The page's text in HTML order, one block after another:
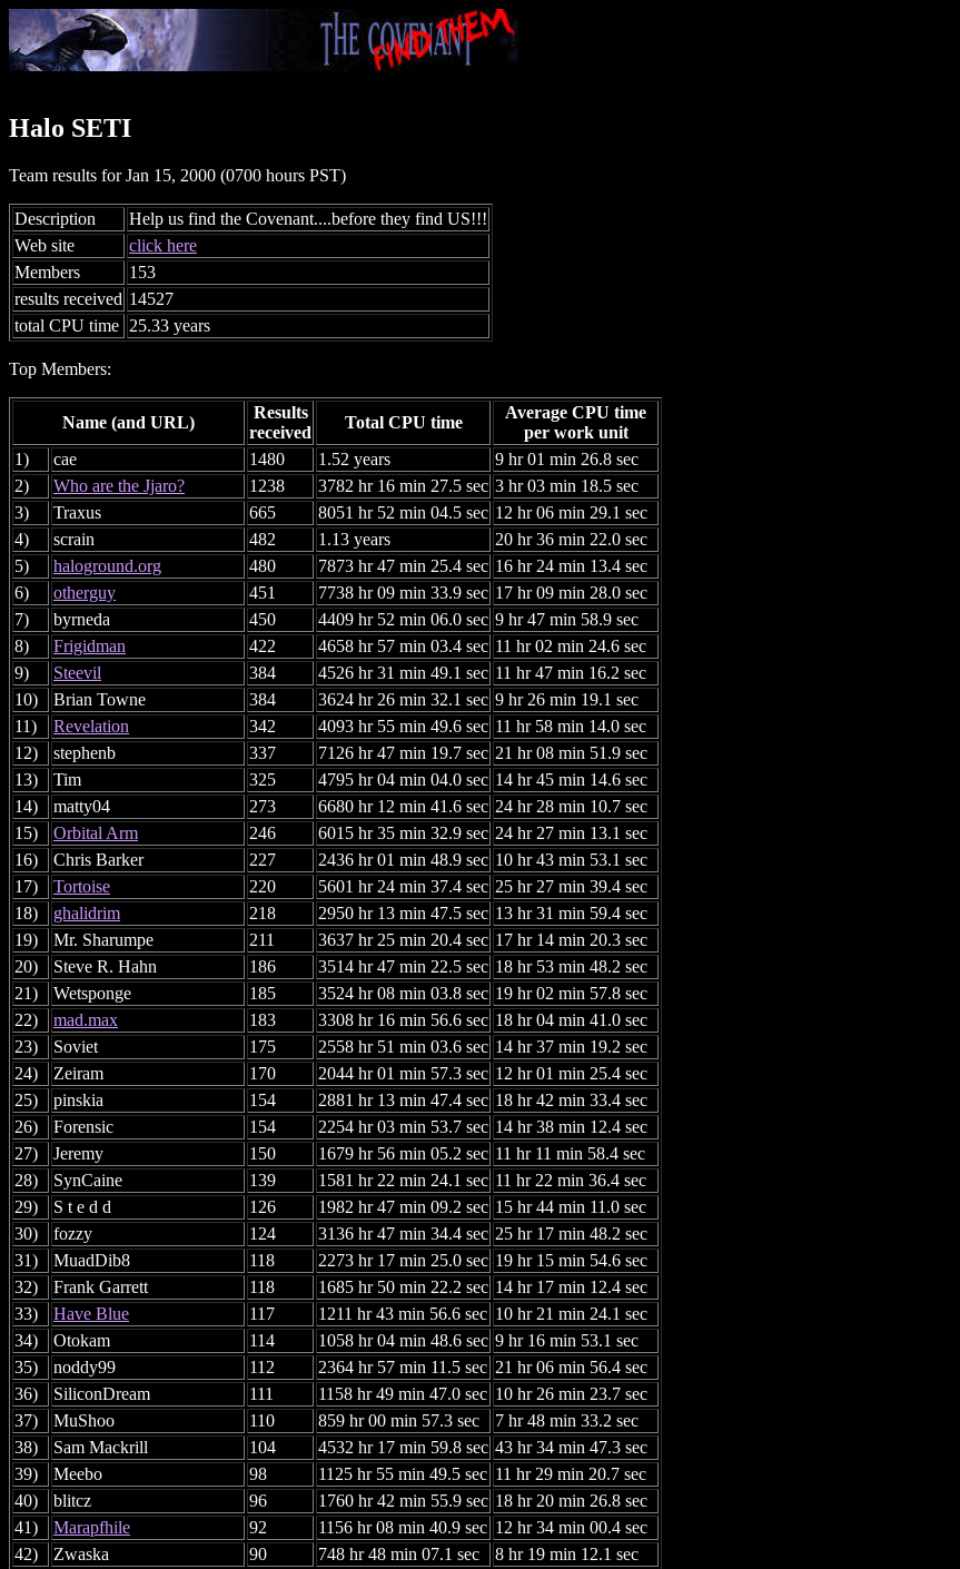
Halo SETI
Team results for Jan 15, 2000 (0700 hours PST)
Description
Help us find the Covenant....before they find US!!!
Web site
click here
Members
153
results received 14527
total CPU time 25.33 years
Top Members:
Name (and URL)
Results
received
Total CPU time
Average CPU time
per work unit
1)
cae 1480 1.52 years
9 hr 01 min 26.8 sec
2)
Who are the Jjaro? 1238 3782 hr 16 min 27.5 sec 3 hr 03 min 18.5 sec
3)
Traxus 665 8051 hr 52 min 04.5 sec 12 hr 06 min 29.1 sec
4)
scrain 482 1.13 years
20 hr 36 min 22.0 sec
5)
haloground.org 480 7873 hr 47 min 25.4 sec 16 hr 24 min 13.4 sec
6)
otherguy 451 7738 hr 09 min 33.9 sec 17 hr 09 min 28.0 sec
7)
byrneda 450 4409 hr 52 min 06.0 sec 9 hr 47 min 58.9 sec
8)
Frigidman 422 4658 hr 57 min 03.4 sec 11 hr 02 min 24.6 sec
9)
Steevil 384 4526 hr 31 min 49.1 sec 11 hr 47 min 16.2 sec
10)
Brian Towne 384 3624 hr 26 min 32.1 sec 9 hr 26 min 19.1 sec
11)
Revelation 342 4093 hr 55 min 49.6 sec 11 hr 58 min 14.0 sec
12)
stephenb 337 7126 hr 47 min 19.7 sec 21 hr 08 min 51.9 sec
13)
Tim 325 4795 hr 04 min 04.0 sec 14 hr 45 min 14.6 sec
14)
matty04 273 6680 hr 12 min 41.6 sec 24 hr 28 min 10.7 sec
15)
Orbital Arm 246 6015 hr 35 min 32.9 sec 24 hr 27 min 13.1 sec
16)
Chris Barker 227 2436 hr 01 min 48.9 sec 10 hr 43 min 53.1 sec
17)
Tortoise 220 5601 hr 24 min 37.4 sec 25 hr 27 min 39.4 sec
18)
ghalidrim 218 2950 hr 13 min 47.5 sec 13 hr 31 min 59.4 sec
19)
Mr. Sharumpe 211 3637 hr 25 min 20.4 sec 17 hr 14 min 20.3 sec
20)
Steve R. Hahn 186 3514 hr 47 min 22.5 sec 18 hr 53 min 48.2 sec
21)
Wetsponge 185 3524 hr 08 min 03.8 sec 19 hr 02 min 57.8 sec
22)
mad.max 183 3308 hr 16 min 56.6 sec 18 hr 04 min 41.0 sec
23)
Soviet 175 2558 hr 51 min 03.6 sec 14 hr 37 min 19.2 sec
24)
Zeiram 170 2044 hr 01 min 57.3 sec 12 hr 01 min 25.4 sec
25)
pinskia 154 2881 hr 13 min 47.4 sec 18 hr 42 min 33.4 sec
26)
Forensic 154 2254 hr 03 min 53.7 sec 14 hr 38 min 12.4 sec
27)
Jeremy 150 1679 hr 56 min 05.2 sec 11 hr 11 min 58.4 sec
28)
SynCaine 139 1581 hr 22 min 24.1 sec 11 hr 22 min 36.4 sec
29)
S t e d d 126 1982 hr 47 min 09.2 sec 15 hr 44 min 11.0 sec
30)
fozzy 124 3136 hr 47 min 34.4 sec 25 hr 17 min 48.2 sec
31)
MuadDib8 118 2273 hr 17 min 25.0 sec 19 hr 15 min 54.6 sec
32)
Frank Garrett 118 1685 hr 50 min 22.2 sec 14 hr 17 min 12.4 sec
33)
Have Blue 117 1211 hr 43 min 56.6 sec 10 hr 21 min 24.1 sec
34)
Otokam 114 1058 hr 04 min 48.6 sec 9 hr 16 min 53.1 sec
35)
noddy99 112 2364 hr 57 min 11.5 sec 21 hr 06 min 56.4 sec
36)
SiliconDream 111 1158 hr 49 min 47.0 sec 10 hr 26 min 23.7 sec
37)
MuShoo 110 859 hr 00 min 57.3 sec
7 hr 48 min 33.2 sec
38)
Sam Mackrill 104 4532 hr 17 min 59.8 sec 43 hr 34 min 47.3 sec
39)
Meebo 98 1125 hr 55 min 49.5 sec 11 hr 29 min 20.7 sec
40)
blitcz 96 1760 hr 42 min 55.9 sec 18 hr 20 min 26.8 sec
41)
Marapfhile 92 1156 hr 08 min 40.9 sec 12 hr 34 min 00.4 sec
42)
Zwaska 90 748 hr 48 min 07.1 sec
8 hr 19 min 12.1 sec